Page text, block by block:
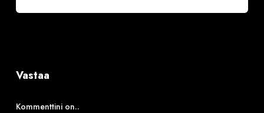
Vastaa
Kommenttini on..